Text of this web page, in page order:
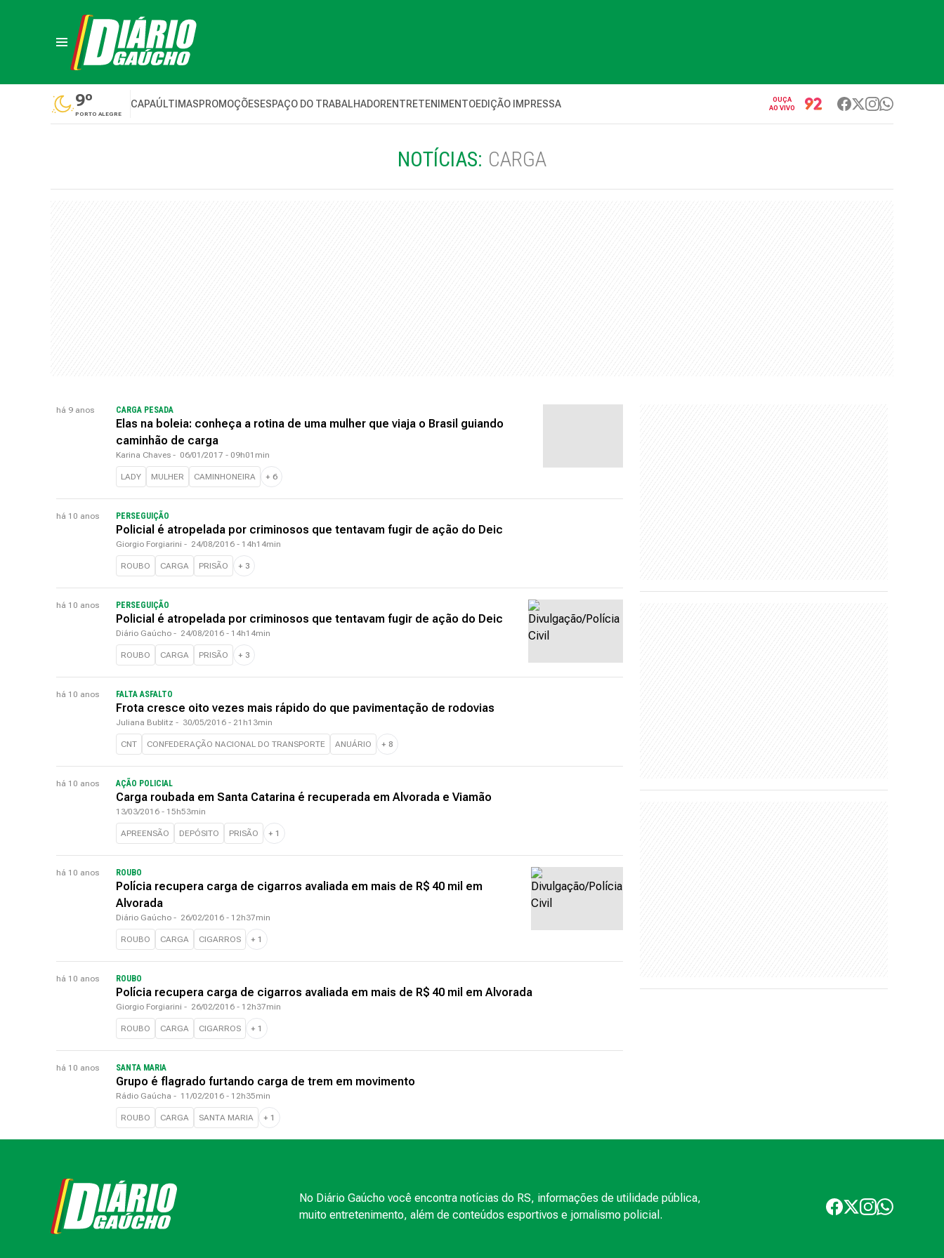
9º
PORTO ALEGRE
CAPAÚLTIMASPROMOÇÕESESPAÇO DO TRABALHADORENTRETENIMENTOEDIÇÃO IMPRESSA
OUÇA
AO VIVO
NOTÍCIAS: CARGA
há 9 anos CARGA PESADA
Elas na boleia: conheça a rotina de uma mulher que viaja o Brasil guiando
caminhão de carga
Karina Chaves - 06/01/2017 - 09h01min
LADY MULHER CAMINHONEIRA + 6
há 10 anos PERSEGUIÇÃO
Policial é atropelada por criminosos que tentavam fugir de ação do Deic
Giorgio Forgiarini - 24/08/2016 - 14h14min
ROUBO CARGA PRISÃO + 3
há 10 anos PERSEGUIÇÃO
Policial é atropelada por criminosos que tentavam fugir de ação do Deic
Diário Gaúcho - 24/08/2016 - 14h14min
ROUBO CARGA PRISÃO + 3
há 10 anos FALTA ASFALTO
Frota cresce oito vezes mais rápido do que pavimentação de rodovias
Juliana Bublitz - 30/05/2016 - 21h13min
CNT CONFEDERAÇÃO NACIONAL DO TRANSPORTE ANUÁRIO + 8
há 10 anos AÇÃO POLICIAL
Carga roubada em Santa Catarina é recuperada em Alvorada e Viamão
13/03/2016 - 15h53min
APREENSÃO DEPÓSITO PRISÃO + 1
há 10 anos ROUBO
Polícia recupera carga de cigarros avaliada em mais de R$ 40 mil em
Alvorada
Diário Gaúcho - 26/02/2016 - 12h37min
ROUBO CARGA CIGARROS + 1
há 10 anos ROUBO
Polícia recupera carga de cigarros avaliada em mais de R$ 40 mil em Alvorada
Giorgio Forgiarini - 26/02/2016 - 12h37min
ROUBO CARGA CIGARROS + 1
há 10 anos SANTA MARIA
Grupo é flagrado furtando carga de trem em movimento
Rádio Gaúcha - 11/02/2016 - 12h35min
ROUBO CARGA SANTA MARIA + 1
No Diário Gaúcho você encontra notícias do RS, informações de utilidade pública,
muito entretenimento, além de conteúdos esportivos e jornalismo policial.